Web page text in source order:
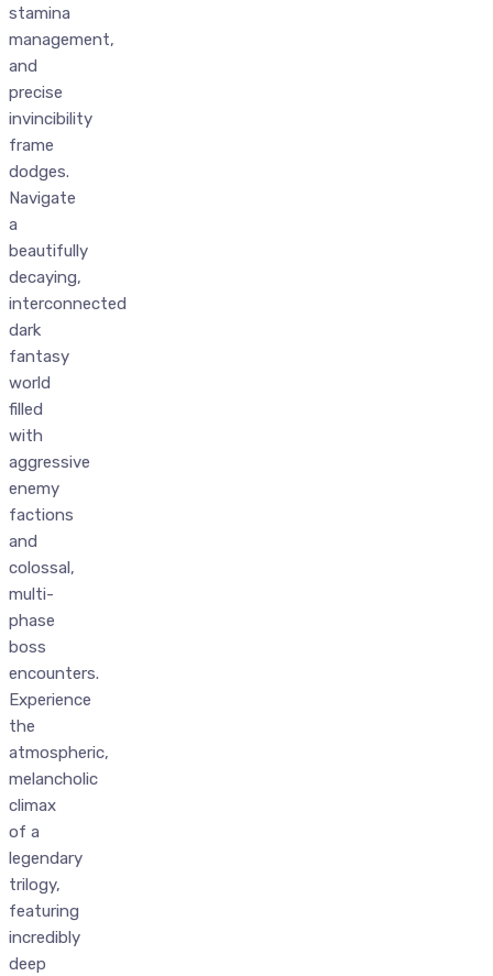
stamina
management,
and
precise
invincibility
frame
dodges.
Navigate
a
beautifully
decaying,
interconnected
dark
fantasy
world
filled
with
aggressive
enemy
factions
and
colossal,
multi-
phase
boss
encounters.
Experience
the
atmospheric,
melancholic
climax
of a
legendary
trilogy,
featuring
incredibly
deep